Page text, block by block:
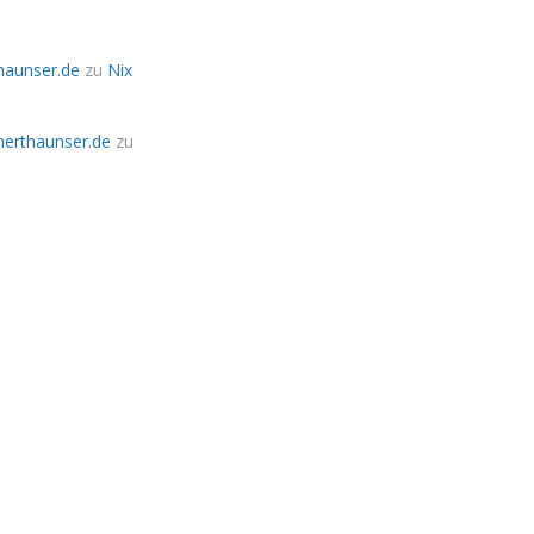
zu Nix
zu